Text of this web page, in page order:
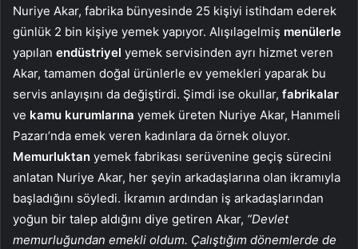
Nuriye Akar, fabrika bünyesinde 25 kişiyi istihdam ederek
günlük 2 bin kişiye yemek yapıyor. Alışılagelmiş menülerle
yapılan endüstriyel yemek servisinden ayrı hizmet veren
Akar, tamamen doğal ürünlerle ev yemekleri yaparak bu
servis anlayışını da değiştirdi. Şimdi ise okullar, fabrikalar
ve kamu kurumlarına yemek üreten Nuriye Akar, Hanımeli
Pazarı’nda emek veren kadınlara da örnek oluyor.
Memurluktan yemek fabrikası serüvenine geçiş sürecini
anlatan Nuriye Akar, her şeyin arkadaşlarına olan ikramıyla
başladığını söyledi. İkramın ardından iş arkadaşlarından
yoğun bir talep aldığını diye getiren Akar, “Devlet
memurluğundan emekli oldum. Çalıştığım dönemlerde de